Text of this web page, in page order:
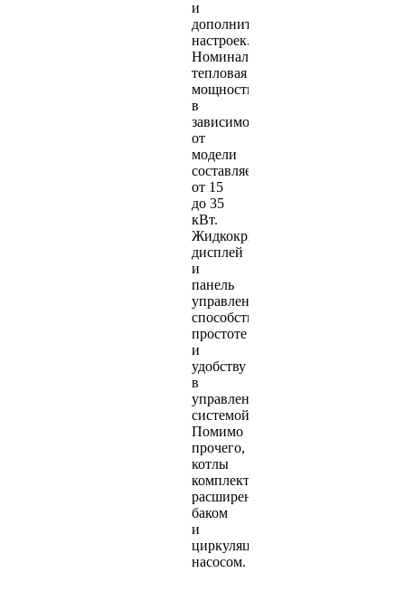
и
дополнительных
настроек.
Номинальная
тепловая
мощность
в
зависимости
от
модели
составляет
от 15
до 35
кВт.
Жидкокристаллический
дисплей
и
панель
управления
способствует
простоте
и
удобству
в
управлении
системой.
Помимо
прочего,
котлы
комплектуются
расширенным
баком
и
циркуляционным
насосом.